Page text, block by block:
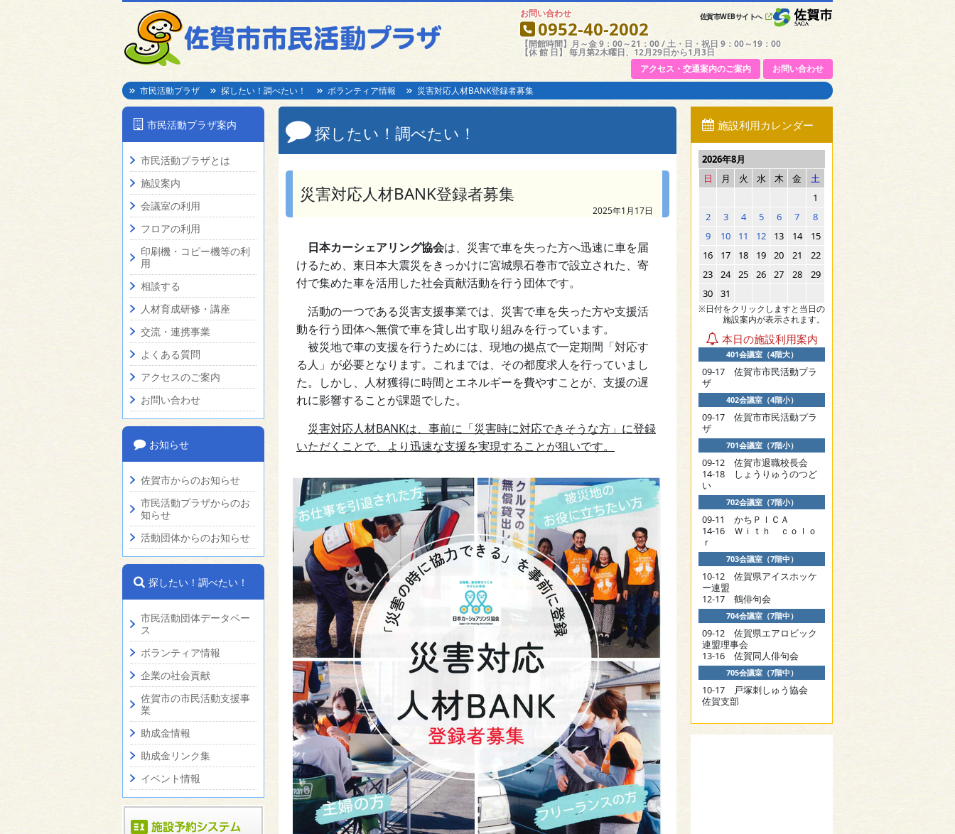
お問い合わせ
0952-40-2002
【開館時間】月～金 9：00～21：00 / 土・日・祝日 9：00～19：00
【休 館 日】 毎月第2木曜日、12月29日から1月3日
佐賀市WEBサイトへ
アクセス・交通案内のご案内
お問い合わせ
市民活動プラザ
探したい！調べたい！ ボランティア情報 災害対応人材BANK登録者募集
市民活動プラザ案内
市民活動プラザとは
施設案内
会議室の利用
フロアの利用
印刷機・コピー機等の利
用
相談する
人材育成研修・講座
交流・連携事業
よくある質問
アクセスのご案内
お問い合わせ
お知らせ
佐賀市からのお知らせ
市民活動プラザからのお
知らせ
活動団体からのお知らせ
探したい！調べたい！
市民活動団体データベー
ス
ボランティア情報
企業の社会貢献
佐賀市の市民活動支援事
業
助成金情報
助成金リンク集
イベント情報
探したい！調べたい！
災害対応人材BANK登録者募集
2025年1月17日
日本カーシェアリング協会は、災害で車を失った方へ迅速に車を届
けるため、東日本大震災をきっかけに宮城県石巻市で設立された、寄
付で集めた車を活用した社会貢献活動を行う団体です。
活動の一つである災害支援事業では、災害で車を失った方や支援活
動を行う団体へ無償で車を貸し出す取り組みを行っています。
被災地で車の支援を行うためには、現地の拠点で一定期間「対応す
る人」が必要となります。これまでは、その都度求人を行っていまし
た。しかし、人材獲得に時間とエネルギーを費やすことが、支援の遅
れに影響することが課題でした。
災害対応人材BANKは、事前に「災害時に対応できそうな方」に登録
いただくことで、より迅速な支援を実現することが狙いです。
施設利用カレンダー
2026年8月
日
月 火 水 木 金
土
1
2
3 4 5 6 7
8
9
10 11 12 13 14
15
16
17 18 19 20 21
22
23
24 25 26 27 28
29
30
31
※日付をクリックしますと当日の
施設案内が表示されます。
本日の施設利用案内
401会議室（4階大）
09-17 佐賀市市民活動プラ
ザ
402会議室（4階小）
09-17 佐賀市市民活動プラ
ザ
701会議室（7階小）
09-12 佐賀市退職校長会
14-18 しょうりゅうのつど
い
702会議室（7階小）
09-11 かちＰＩＣＡ
14-16 Ｗｉｔｈ ｃｏｌｏ
ｒ
703会議室（7階中）
10-12 佐賀県アイスホッケ
ー連盟
12-17 鶴俳句会
704会議室（7階中）
09-12 佐賀県エアロビック
連盟理事会
13-16 佐賀同人俳句会
705会議室（7階中）
10-17 戸塚刺しゅう協会
佐賀支部